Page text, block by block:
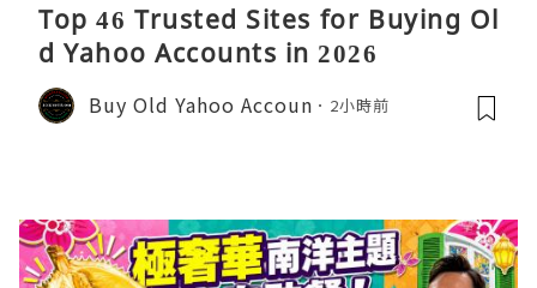
Top 46 Trusted Sites for Buying Ol
d Yahoo Accounts in 2026
Buy Old Yahoo Accoun 2小時前